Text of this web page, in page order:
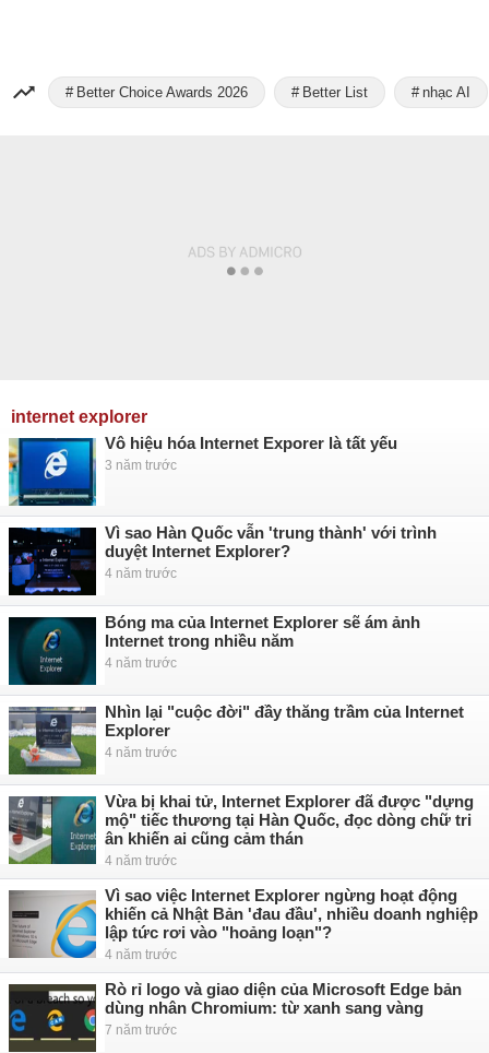
Better Choice Awards 2026 Better List nhạc AI
internet explorer
Vô hiệu hóa Internet Exporer là tất yếu
3 năm trước
Vì sao Hàn Quốc vẫn 'trung thành' với trình
duyệt Internet Explorer?
4 năm trước
Bóng ma của Internet Explorer sẽ ám ảnh
Internet trong nhiều năm
4 năm trước
Nhìn lại "cuộc đời" đầy thăng trầm của Internet
Explorer
4 năm trước
Vừa bị khai tử, Internet Explorer đã được "dựng
mộ" tiếc thương tại Hàn Quốc, đọc dòng chữ tri
ân khiến ai cũng cảm thán
4 năm trước
Vì sao việc Internet Explorer ngừng hoạt động
khiến cả Nhật Bản 'đau đầu', nhiều doanh nghiệp
lập tức rơi vào "hoảng loạn"?
4 năm trước
Rò rỉ logo và giao diện của Microsoft Edge bản
dùng nhân Chromium: từ xanh sang vàng
7 năm trước